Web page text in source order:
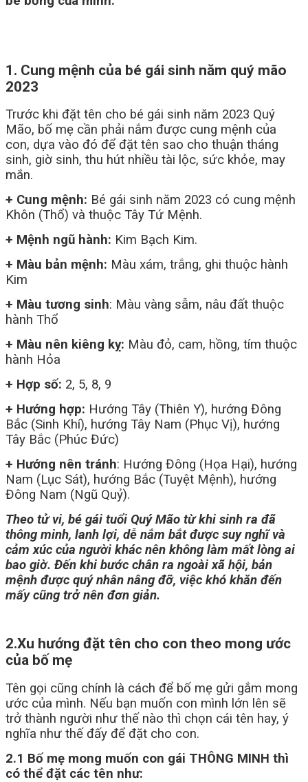
1. Cung mệnh của bé gái sinh năm quý mão
2023
Trước khi đặt tên cho bé gái sinh năm 2023 Quý
Mão, bố mẹ cần phải nắm được cung mệnh của
con, dựa vào đó để đặt tên sao cho thuận tháng
sinh, giờ sinh, thu hút nhiều tài lộc, sức khỏe, may
mắn.
+ Cung mệnh: Bé gái sinh năm 2023 có cung mệnh
Khôn (Thổ) và thuộc Tây Tứ Mệnh.
+ Mệnh ngũ hành: Kim Bạch Kim.
+ Màu bản mệnh: Màu xám, trắng, ghi thuộc hành
Kim
+ Màu tương sinh: Màu vàng sẫm, nâu đất thuộc
hành Thổ
+ Màu nên kiêng kỵ: Màu đỏ, cam, hồng, tím thuộc
hành Hỏa
+ Hợp số: 2, 5, 8, 9
+ Hướng hợp: Hướng Tây (Thiên Y), hướng Đông
Bắc (Sinh Khí), hướng Tây Nam (Phục Vị), hướng
Tây Bắc (Phúc Đức)
+ Hướng nên tránh: Hướng Đông (Họa Hại), hướng
Nam (Lục Sát), hướng Bắc (Tuyệt Mệnh), hướng
Đông Nam (Ngũ Quỷ).
Theo tử vi, bé gái tuổi Quý Mão từ khi sinh ra đã
thông minh, lanh lợi, dễ nắm bắt được suy nghĩ và
cảm xúc của người khác nên không làm mất lòng ai
bao giờ. Đến khi bước chân ra ngoài xã hội, bản
mệnh được quý nhân nâng đỡ, việc khó khăn đến
mấy cũng trở nên đơn giản.
2.Xu hướng đặt tên cho con theo mong ước
của bố mẹ
Tên gọi cũng chính là cách để bố mẹ gửi gắm mong
ước của mình. Nếu bạn muốn con mình lớn lên sẽ
trở thành người như thế nào thì chọn cái tên hay, ý
nghĩa như thế đấy để đặt cho con.
2.1 Bố mẹ mong muốn con gái THÔNG MINH thì
có thể đặt các tên như: